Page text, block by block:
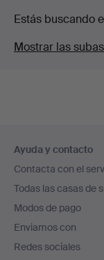
Estás buscando
Mostrar las
en
el
pie
de
página
Ayuda y contacto
Contacta con el
Todas las casas de
Modos de pago
Enviamos con
Redes sociales